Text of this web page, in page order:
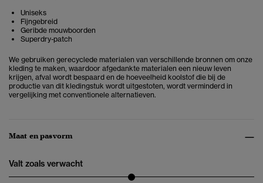
Uniseks
Fijngebreid
Geribde mouwboorden
Superdry-patch
We gebruiken gerecyclede materialen van verschillende bronnen om onze
kleding te maken, waardoor afgedankte materialen een nieuw leven
krijgen, afval wordt bespaard en de hoeveelheid koolstof die bij de
productie van dit kledingstuk wordt uitgestoten, wordt verminderd in
vergelijking met conventionele alternatieven.
Maat en pasvorm
Valt zoals verwacht